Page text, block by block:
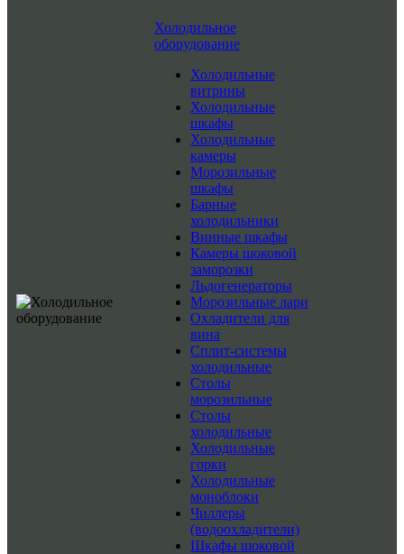
Холодильное
оборудование
Холодильные
витрины
Холодильные
шкафы
Холодильные
камеры
Морозильные
шкафы
Барные
холодильники
Винные шкафы
Камеры шоковой
заморозки
Льдогенераторы
Морозильные лари
Охладители для
вина
Сплит-системы
холодильные
Столы
морозильные
Столы
холодильные
Холодильные
горки
Холодильные
моноблоки
Чиллеры
(водоохладители)
Шкафы шоковой